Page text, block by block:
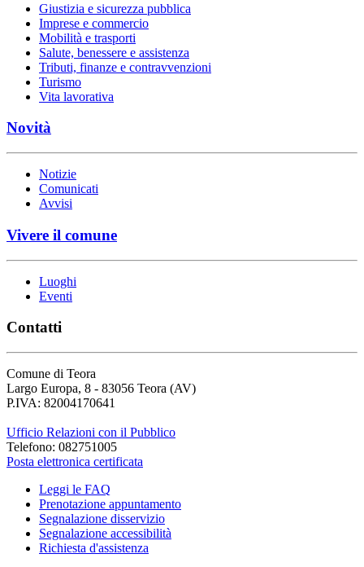
Giustizia e sicurezza pubblica
Imprese e commercio
Mobilità e trasporti
Salute, benessere e assistenza
Tributi, finanze e contravvenzioni
Turismo
Vita lavorativa
Novità
Notizie
Comunicati
Avvisi
Vivere il comune
Luoghi
Eventi
Contatti
Comune di Teora
Largo Europa, 8 - 83056 Teora (AV)
P.IVA: 82004170641
Ufficio Relazioni con il Pubblico
Telefono: 082751005
Posta elettronica certificata
Leggi le FAQ
Prenotazione appuntamento
Segnalazione disservizio
Segnalazione accessibilità
Richiesta d'assistenza